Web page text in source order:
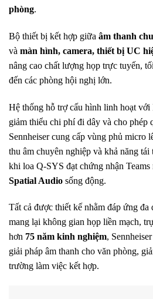
phòng.
Bộ thiết bị kết hợp giữa âm thanh
và màn hình, camera, thiết bị UC
nâng cao chất lượng họp trực tuyến,
đến các phòng hội nghị lớn.
Hệ thống hỗ trợ cấu hình linh hoạt
giảm thiểu chi phí đi dây và cho phép
Sennheiser cung cấp vùng phủ micro
thu âm chuyên nghiệp và khả năng
khi loa Q-SYS đạt chứng nhận Teams
Spatial Audio sống động.
Tất cả được thiết kế nhằm đáp ứng đa
mang lại không gian họp liền mạch,
hơn 75 năm kinh nghiệm,
giải pháp âm thanh cho văn phòng,
trường làm việc kết hợp.